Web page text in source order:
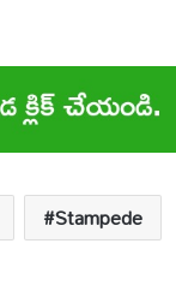
Stampede